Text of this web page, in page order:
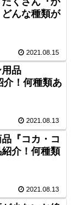
んな種類が
2021.08.15
品
介！何種類あ
2021.08.13
『コカ・コ
介！何種類
2021.08.13